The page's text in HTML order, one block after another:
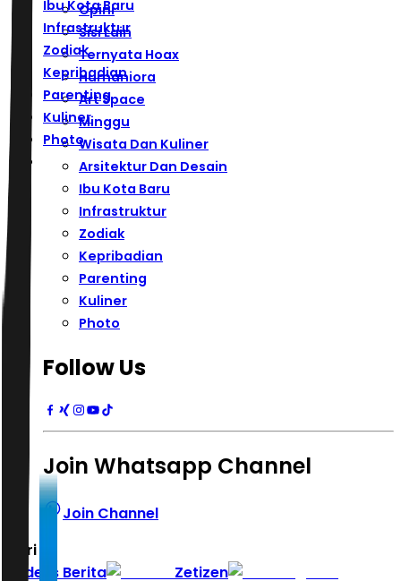
Ibu Kota Baru
Infrastruktur
Zodiak
Kepribadian
Parenting
Kuliner
Photo
Opini
Sisi Lain
Ternyata Hoax
Humaniora
Art Space
Minggu
Wisata Dan Kuliner
Arsitektur Dan Desain
Ibu Kota Baru
Infrastruktur
Zodiak
Kepribadian
Parenting
Kuliner
Photo
Follow Us
Join Whatsapp Channel
Join Channel
Hari ini
Indeks Berita
Zetizen